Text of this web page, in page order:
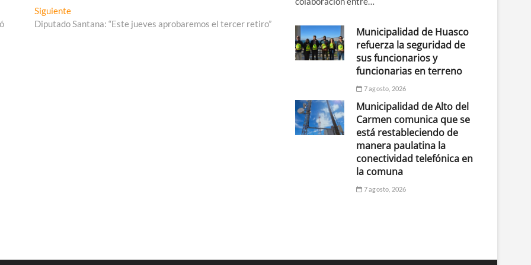
SiguienteEntrada
siguiente:
Diputado Santana: “Este jueves aprobaremos el tercer retiro”
Municipalidad de Huasco
refuerza la seguridad de
sus funcionarios y
funcionarias en terreno
7 agosto, 2026
Municipalidad de Alto del
Carmen comunica que se
está restableciendo de
manera paulatina la
conectividad telefónica en
la comuna
7 agosto, 2026